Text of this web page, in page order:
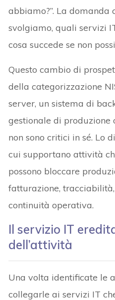
abbiamo?”. La domanda
svolgiamo, quali servizi
cosa succede se non
Questo cambio di
della categorizzazione
server, un sistema di
gestionale di
non sono critici in sé. Lo
cui supportano attività
possono bloccare
fatturazione,
continuità operativa.
Il servizio IT
dell’attività
Una volta identificate le
collegarle ai servizi IT